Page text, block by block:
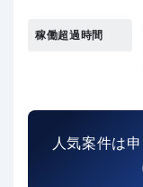
稼働超過時間
人気案件は